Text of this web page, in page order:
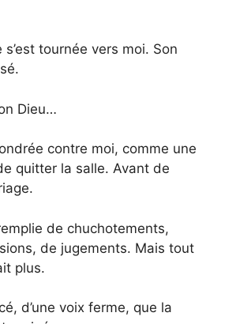
tournée vers moi. Son
Dieu…
contre moi, comme une
quitter la salle. Avant de
de chuchotements,
de jugements. Mais tout
plus.
d’une voix ferme, que la